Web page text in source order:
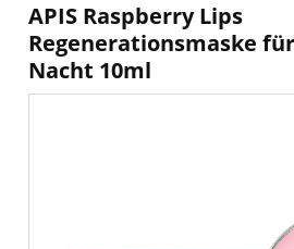
APIS Raspberry Lips
Regenerationsmaske
Nacht 10ml